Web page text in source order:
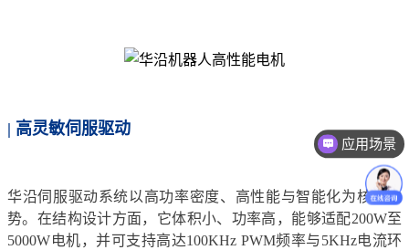
| 高灵敏伺服驱动
华沿伺服驱动系统以高功率密度、高性能与智能化为核心优
势。在结构设计方面，它体积小、功率高，能够适配200W至
5000W电机，并可支持高达100KHz PWM频率与5KHz电流环
应用场景
价格咨询